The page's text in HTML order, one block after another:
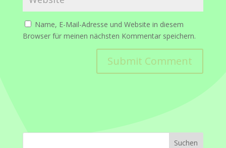
Name, E-Mail-Adresse und Website in diesem
Browser für meinen nächsten Kommentar speichern.